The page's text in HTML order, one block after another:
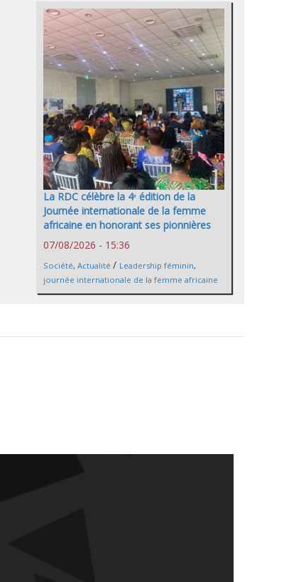
La RDC célèbre la 4ᵉ édition de la
Journée internationale de la femme
africaine en honorant ses pionnières
07/08/2026 - 15:36
Société, Actualité / Leadership féminin,
journée internationale de la femme africaine